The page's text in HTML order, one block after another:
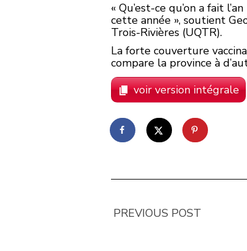
« Qu’est-ce qu’on a fait
cette année », soutient
Trois-Rivières (UQTR).
La forte couverture
compare la province à
voir version intégrale
PREVIOUS POST